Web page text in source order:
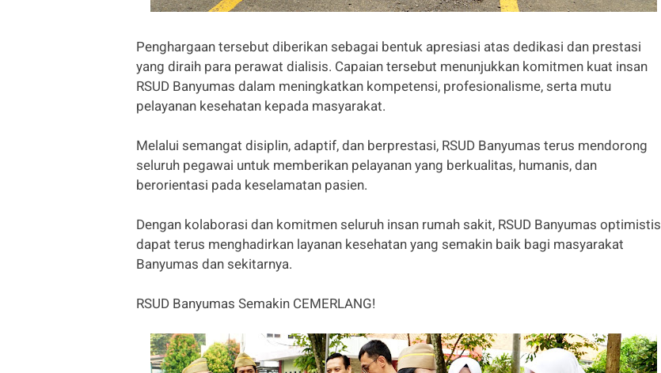
Penghargaan tersebut diberikan sebagai bentuk apresiasi atas dedikasi dan prestasi
yang diraih para perawat dialisis. Capaian tersebut menunjukkan komitmen kuat insan
RSUD Banyumas dalam meningkatkan kompetensi, profesionalisme, serta mutu
pelayanan kesehatan kepada masyarakat.
Melalui semangat disiplin, adaptif, dan berprestasi, RSUD Banyumas terus mendorong
seluruh pegawai untuk memberikan pelayanan yang berkualitas, humanis, dan
berorientasi pada keselamatan pasien.
Dengan kolaborasi dan komitmen seluruh insan rumah sakit, RSUD Banyumas optimistis
dapat terus menghadirkan layanan kesehatan yang semakin baik bagi masyarakat
Banyumas dan sekitarnya.
RSUD Banyumas Semakin CEMERLANG!